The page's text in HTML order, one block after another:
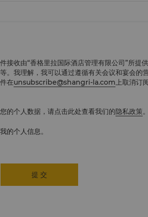
接收由“香格里拉国际酒店管理有限公司”所提
。我理解，我可以通过遵循有关会议和宴会的
在unsubscribe@shangri-la.com上取消订
的个人数据，请点击此处查看我们的隐私政策。
的个人信息。
提 交